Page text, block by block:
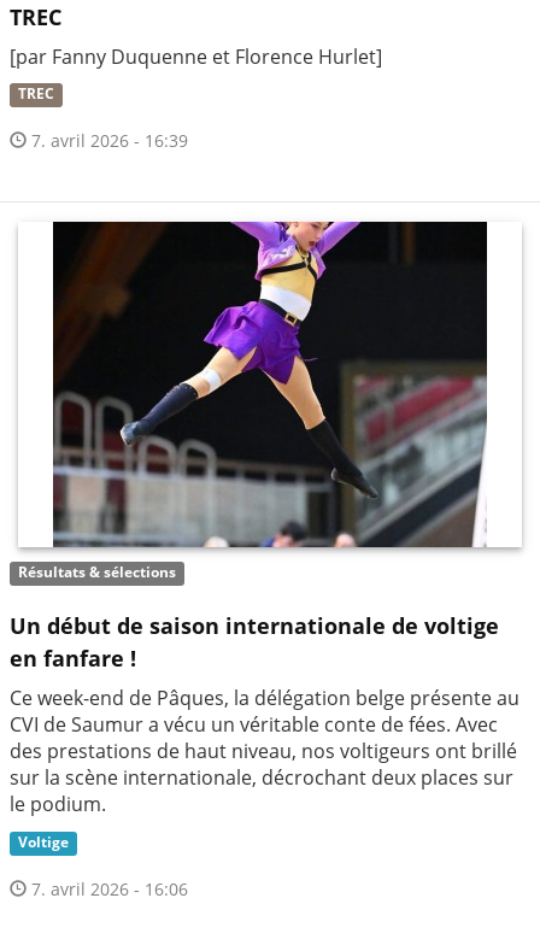
TREC
[par Fanny Duquenne et Florence Hurlet]
TREC
7. avril 2026 - 16:39
Résultats & sélections
Un début de saison internationale de voltige
en fanfare !
Ce week-end de Pâques, la délégation belge présente au
CVI de Saumur a vécu un véritable conte de fées. Avec
des prestations de haut niveau, nos voltigeurs ont brillé
sur la scène internationale, décrochant deux places sur
le podium.
Voltige
7. avril 2026 - 16:06